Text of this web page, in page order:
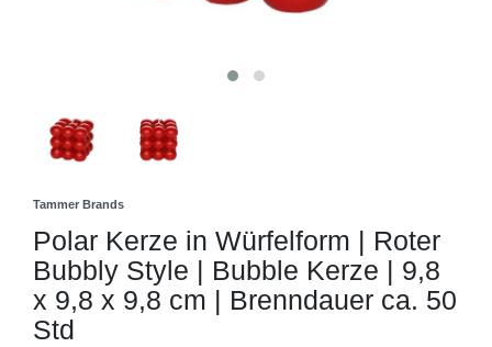
Tammer Brands
Polar Kerze in Würfelform | Roter
Bubbly Style | Bubble Kerze | 9,8
x 9,8 x 9,8 cm | Brenndauer ca. 50
Std